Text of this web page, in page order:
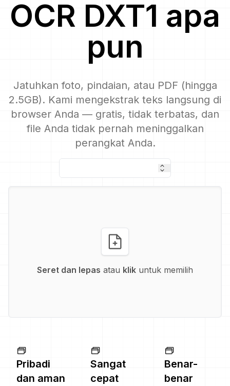
OCR DXT1 apa
pun
Jatuhkan foto, pindaian, atau PDF (hingga
2.5GB). Kami mengekstrak teks langsung di
browser Anda — gratis, tidak terbatas, dan
file Anda tidak pernah meninggalkan
perangkat Anda.
Seret dan lepas atau klik untuk memilih
Pribadi
dan aman
Sangat
cepat
Benar-
benar